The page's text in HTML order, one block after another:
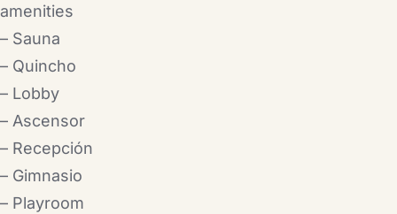
amenities
– Sauna
– Quincho
– Lobby
– Ascensor
– Recepción
– Gimnasio
– Playroom